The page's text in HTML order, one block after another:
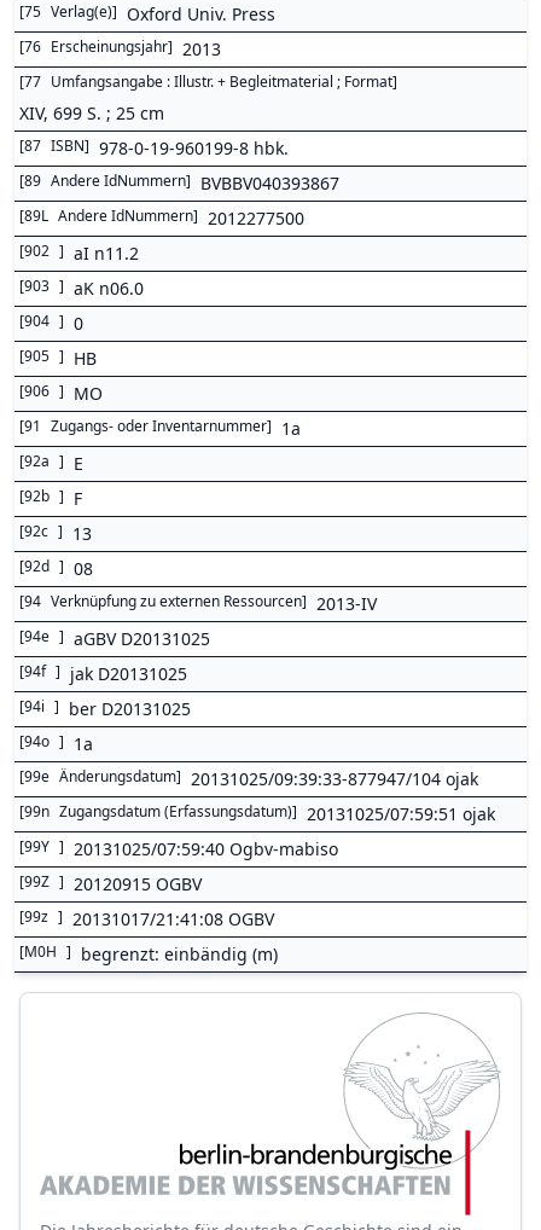
[75 Verlag(e)] Oxford Univ. Press
[76 Erscheinungsjahr] 2013
[77 Umfangsangabe : Illustr. + Begleitmaterial ; Format]
XIV, 699 S. ; 25 cm
[87 ISBN] 978-0-19-960199-8 hbk.
[89 Andere IdNummern] BVBBV040393867
[89L Andere IdNummern] 2012277500
[902 ] aI n11.2
[903 ] aK n06.0
[904 ] 0
[905 ] HB
[906 ] MO
[91 Zugangs- oder Inventarnummer] 1a
[92a ] E
[92b ] F
[92c ] 13
[92d ] 08
[94 Verknüpfung zu externen Ressourcen] 2013-IV
[94e ] aGBV D20131025
[94f ] jak D20131025
[94i ] ber D20131025
[94o ] 1a
[99e Änderungsdatum] 20131025/09:39:33-877947/104 ojak
[99n Zugangsdatum (Erfassungsdatum)] 20131025/07:59:51 ojak
[99Y ] 20131025/07:59:40 Ogbv-mabiso
[99Z ] 20120915 OGBV
[99z ] 20131017/21:41:08 OGBV
[M0H ] begrenzt: einbändig (m)